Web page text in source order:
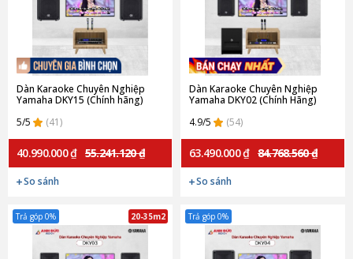
Dàn Karaoke Chuyên Nghiệp
Yamaha DKY15 (Chính hãng)
5/5
(41)
40.990.000 ₫ 55.241.120 ₫
So sánh
Dàn Karaoke Chuyên Nghiệp
Yamaha DKY02 (Chính Hãng)
4.9/5
(54)
63.490.000 ₫ 84.768.560 ₫
So sánh
Trả góp 0% 20-35m2 Trả góp 0%